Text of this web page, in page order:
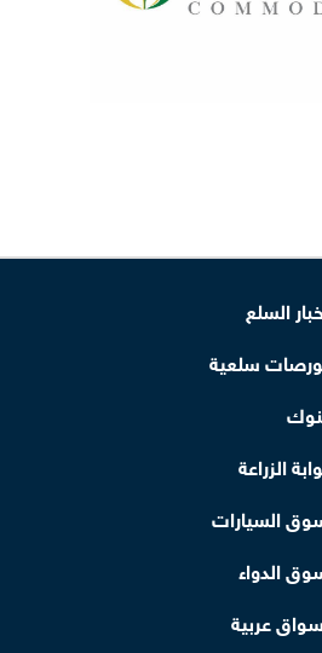
السلع
سلعية
الزراعة
السيارات
الدواء
عربية